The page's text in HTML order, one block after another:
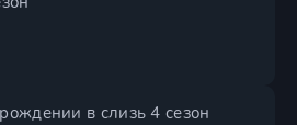
в слизь 4 сезон